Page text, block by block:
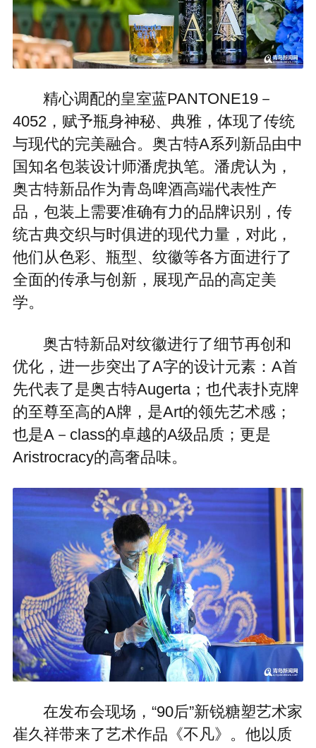
精心调配的皇室蓝PANTONE19－
4052，赋予瓶身神秘、典雅，体现了传统
与现代的完美融合。奥古特A系列新品由中
国知名包装设计师潘虎执笔。潘虎认为，
奥古特新品作为青岛啤酒高端代表性产
品，包装上需要准确有力的品牌识别，传
统古典交织与时俱进的现代力量，对此，
他们从色彩、瓶型、纹徽等各方面进行了
全面的传承与创新，展现产品的高定美
学。
奥古特新品对纹徽进行了细节再创和
优化，进一步突出了A字的设计元素：A首
先代表了是奥古特Augerta；也代表扑克牌
的至尊至高的A牌，是Art的领先艺术感；
也是A－class的卓越的A级品质；更是
Aristrocracy的高奢品味。
在发布会现场，“90后”新锐糖塑艺术家
崔久祥带来了艺术作品《不凡》。他以质